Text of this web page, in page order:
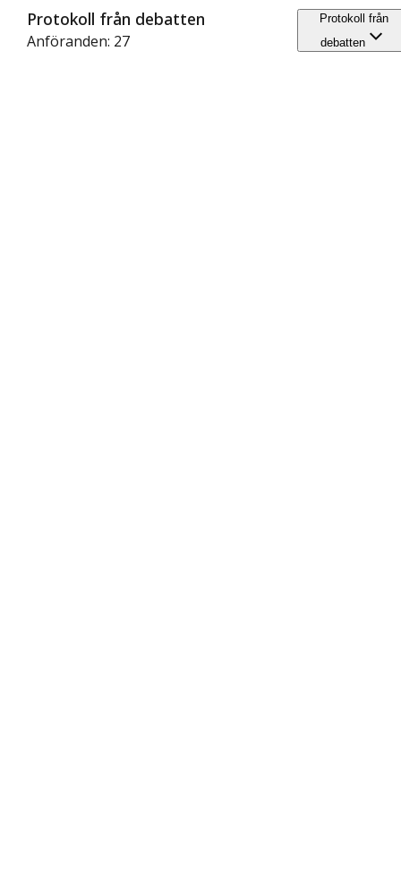
Protokoll från debatten
Anföranden: 27
Protokoll från
debatten